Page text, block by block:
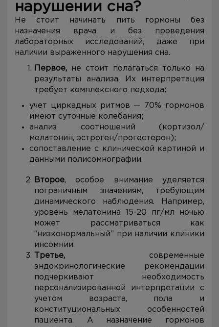
нарушении сна?
Не стоит начинать пить гормоны без
назначения врача и без проведения
лабораторных исследований, даже при
наличии выраженного нарушения сна.
Первое, не стоит полагаться только на
результаты анализа. Их интерпретация
требует комплексного подхода:
учет циркадных ритмов — 70% гормонов
имеют суточные колебания;
анализ соотношений (кортизол/
мелатонин, эстроген/прогестерон);
сопоставление с клинической картиной и
данными полисомнографии.
Второе, особое внимание уделяется
пограничным значениям, требующим
динамического наблюдения. Например,
уровень мелатонина 15-20 пг/мл ночью
может рассматриваться как
“низконормальный” при наличии клиники
инсомнии.
Третье, современные
эндокринологические рекомендации
подчеркивают необходимость
персонализированной интерпретации с
учетом возраста, пола и
конституциональных особенностей
пациента. А назначение гормонов